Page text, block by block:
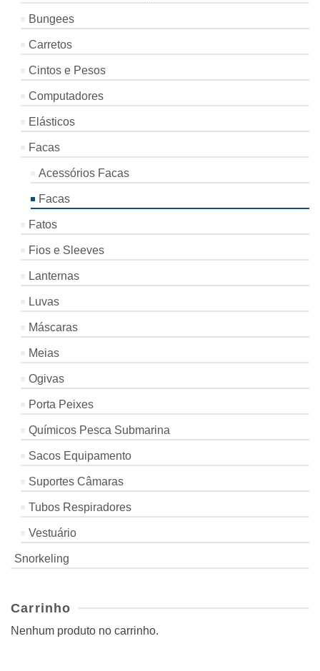
Bungees
Carretos
Cintos e Pesos
Computadores
Elásticos
Facas
Acessórios Facas
Facas
Fatos
Fios e Sleeves
Lanternas
Luvas
Máscaras
Meias
Ogivas
Porta Peixes
Químicos Pesca Submarina
Sacos Equipamento
Suportes Câmaras
Tubos Respiradores
Vestuário
Snorkeling
Carrinho
Nenhum produto no carrinho.